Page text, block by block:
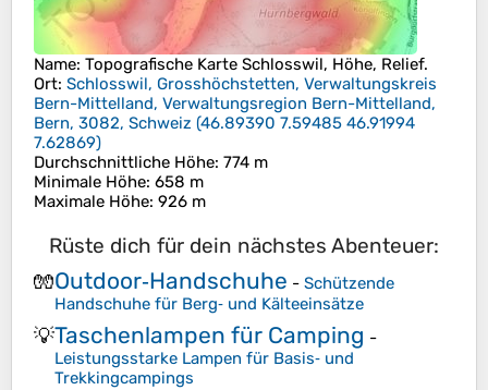
Name: Topografische Karte Schlosswil, Höhe, Relief.
Ort: Schlosswil, Grosshöchstetten, Verwaltungskreis
Bern-Mittelland, Verwaltungsregion Bern-Mittelland,
Bern, 3082, Schweiz (46.89390 7.59485 46.91994
7.62869)
Durchschnittliche Höhe: 774 m
Minimale Höhe: 658 m
Maximale Höhe: 926 m
Rüste dich für dein nächstes Abenteuer:
🧤Outdoor‑Handschuhe - Schützende
Handschuhe für Berg‑ und Kälteeinsätze
💡Taschenlampen für Camping -
Leistungsstarke Lampen für Basis‑ und
Trekkingcampings